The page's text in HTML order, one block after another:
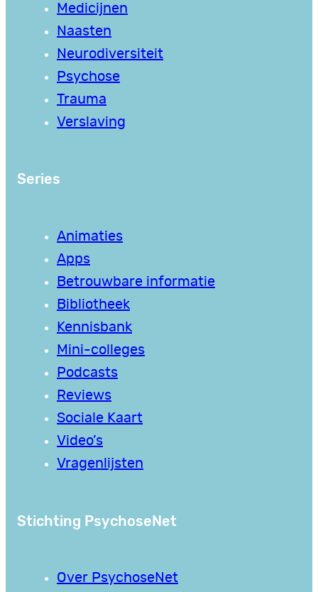
Medicijnen
Naasten
Neurodiversiteit
Psychose
Trauma
Verslaving
Series
Animaties
Apps
Betrouwbare informatie
Bibliotheek
Kennisbank
Mini-colleges
Podcasts
Reviews
Sociale Kaart
Video’s
Vragenlijsten
Stichting PsychoseNet
Over PsychoseNet